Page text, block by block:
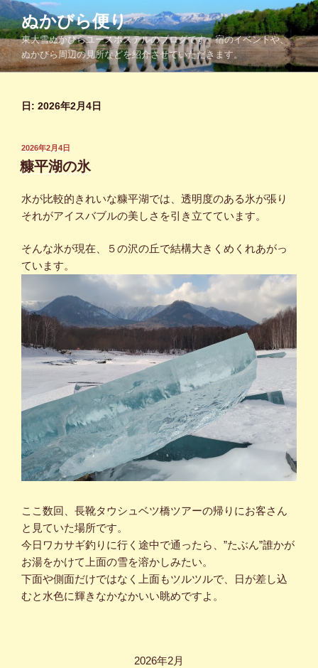
コ
ン
テ
ン
ツ
ぬかびら便り
東大雪ぬかびらユースホステルのブログです。宿のイベントや、
ぬかびら周辺の見所などを紹介させていただきます。
日: 2026年2月4日
投
稿
日:
2026年2月4日
糠平湖の氷
水が比較的きれいな糠平湖では、透明度のある氷が張り
それがアイスバブルの美しさを引き立てています。
そんな氷が現在、５の沢の丘で結構大きくめくれあがっ
ています。
ここ数回、長靴タウシュベツ橋ツアーの帰りにお客さん
と見ていた場所です。
今日ワカサギ釣りに行く途中で通ったら、”たぶん”誰かが
お湯をかけて上面の雪を溶かしみたい。
下面や側面だけではなく上面もツルツルで、日が差し込
むと水色に輝きなかなかいい眺めですよ。
2026年2月